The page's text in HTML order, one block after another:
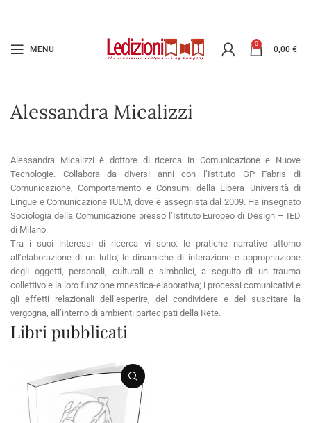
MENU
0
0,00 €
Alessandra Micalizzi
Alessandra Micalizzi è dottore di ricerca in Comunicazione e Nuove
Tecnologie. Collabora da diversi anni con l’Istituto GP Fabris di
Comunicazione, Comportamento e Consumi della Libera Università di
Lingue e Comunicazione IULM, dove è assegnista dal 2009. Ha insegnato
Sociologia della Comunicazione presso l’Istituto Europeo di Design – IED
di Milano.
Tra i suoi interessi di ricerca vi sono: le pratiche narrative attorno
all’elaborazione di un lutto; le dinamiche di interazione e appropriazione
degli oggetti, personali, culturali e simbolici, a seguito di un trauma
collettivo e la loro funzione mnestica-elaborativa; i processi comunicativi e
gli effetti relazionali dell’esperire, del condividere e del suscitare la
vergogna, all’interno di ambienti partecipati della Rete.
Libri pubblicati